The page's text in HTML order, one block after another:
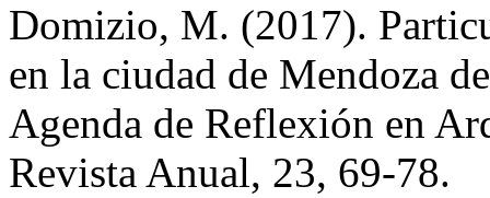
Domizio, M. (2017).
en la ciudad de Mendoza
Agenda de Reflexión en
Revista Anual, 23, 69-78.